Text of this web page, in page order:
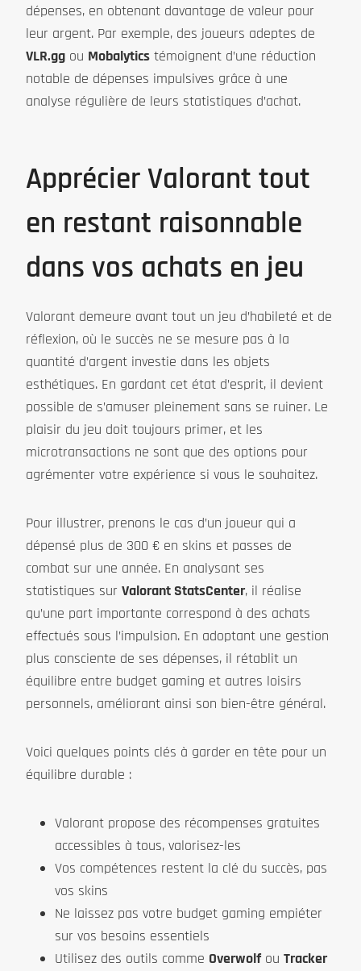
dépenses, en obtenant davantage de valeur pour
leur argent. Par exemple, des joueurs adeptes de
VLR.gg ou Mobalytics témoignent d’une réduction
notable de dépenses impulsives grâce à une
analyse régulière de leurs statistiques d’achat.
Apprécier Valorant tout
en restant raisonnable
dans vos achats en jeu
Valorant demeure avant tout un jeu d’habileté et de
réflexion, où le succès ne se mesure pas à la
quantité d’argent investie dans les objets
esthétiques. En gardant cet état d’esprit, il devient
possible de s’amuser pleinement sans se ruiner. Le
plaisir du jeu doit toujours primer, et les
microtransactions ne sont que des options pour
agrémenter votre expérience si vous le souhaitez.
Pour illustrer, prenons le cas d’un joueur qui a
dépensé plus de 300 € en skins et passes de
combat sur une année. En analysant ses
statistiques sur Valorant StatsCenter, il réalise
qu’une part importante correspond à des achats
effectués sous l’impulsion. En adoptant une gestion
plus consciente de ses dépenses, il rétablit un
équilibre entre budget gaming et autres loisirs
personnels, améliorant ainsi son bien-être général.
Voici quelques points clés à garder en tête pour un
équilibre durable :
Valorant propose des récompenses gratuites
accessibles à tous, valorisez-les
Vos compétences restent la clé du succès, pas
vos skins
Ne laissez pas votre budget gaming empiéter
sur vos besoins essentiels
Utilisez des outils comme Overwolf ou Tracker